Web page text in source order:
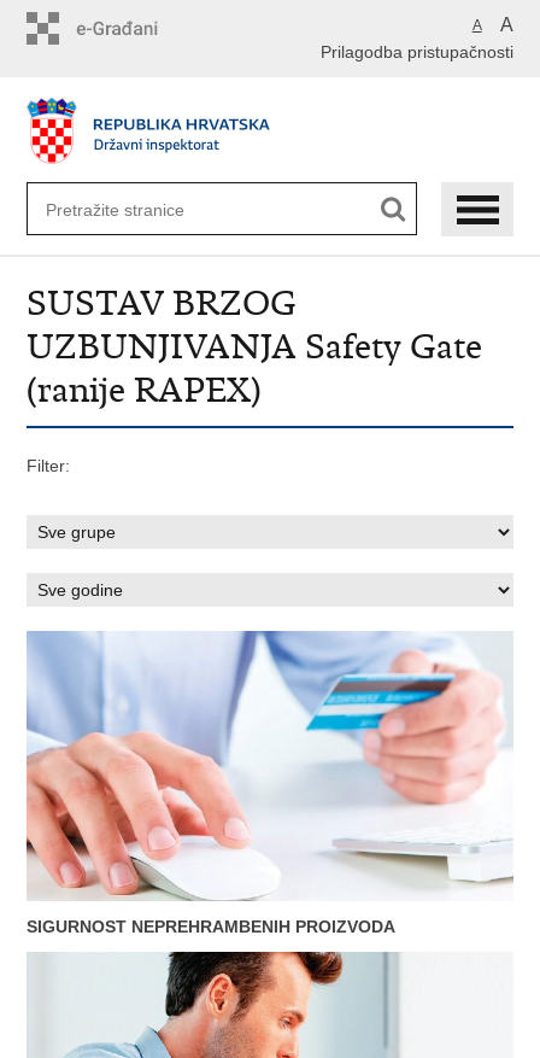
A A
Prilagodba pristupačnosti
SUSTAV BRZOG
UZBUNJIVANJA Safety Gate
(ranije RAPEX)
Filter:
SIGURNOST NEPREHRAMBENIH PROIZVODA